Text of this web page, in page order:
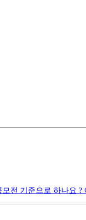
전 기준으로 하나요